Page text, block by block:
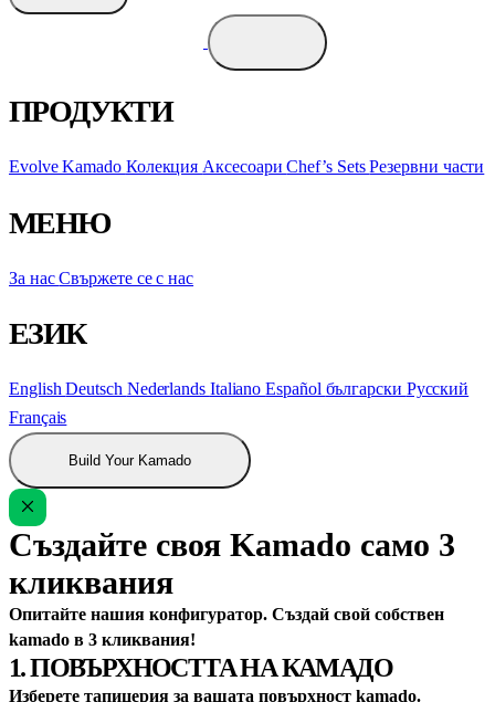
ПРОДУКТИ
Evolve Kamado КолекцияАксесоариChef’s SetsРезервни части
МЕНЮ
За насСвържете се с нас
ЕЗИК
EnglishDeutsch Nederlands ItalianoEspañol български Русский
Français
Build Your Kamado
Създайте своя Kamado само 3
кликвания
Опитайте нашия конфигуратор. Създай свой собствен
kamado в 3 кликвания!
1. ПОВЪРХНОСТТА НА КАМАДО
Изберете тапицерия за вашата повърхност kamado.